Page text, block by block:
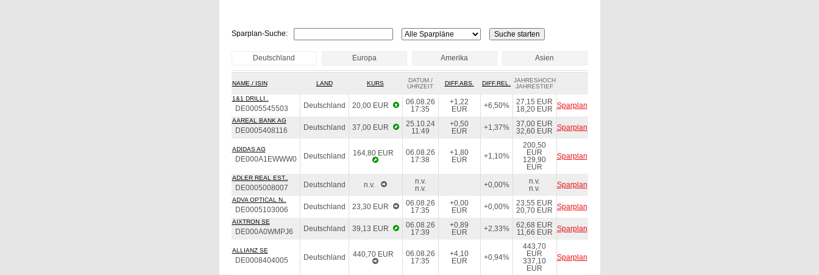
Sparplan-Suche:
Deutschland Europa Amerika Asien
NAME / ISIN LAND KURS
DATUM /
UHRZEIT
DIFF.ABS. DIFF.REL.
JAHRESHOCH
JAHRESTIEF
1&1 DRILLI..
DE0005545503 Deutschland 20,00 EUR
06.08.26
17:35
+1,22
EUR
+6,50%
27,15 EUR
18,20 EUR Sparplan
AAREAL BANK AG
DE0005408116 Deutschland 37,00 EUR
25.10.24
11:49
+0,50
EUR
+1,37%
37,00 EUR
32,60 EUR Sparplan
ADIDAS AG
DE000A1EWWW0 Deutschland 164,80 EUR
06.08.26
17:38
+1,80
EUR
+1,10%
200,50
EUR
129,90
EUR
Sparplan
ADLER REAL EST..
DE0005008007 Deutschland n.v.
n.v.
n.v.
+0,00%
n.v.
n.v.
Sparplan
ADVA OPTICAL N..
DE0005103006 Deutschland 23,30 EUR
06.08.26
17:35
+0,00
EUR
+0,00%
23,55 EUR
20,70 EUR Sparplan
AIXTRON SE
DE000A0WMPJ6 Deutschland 39,13 EUR
06.08.26
17:39
+0,89
EUR
+2,33%
62,68 EUR
11,66 EUR Sparplan
ALLIANZ SE
DE0008404005 Deutschland 440,70 EUR
06.08.26
17:35
+4,10
EUR
+0,94%
443,70
EUR
337,10
EUR
Sparplan